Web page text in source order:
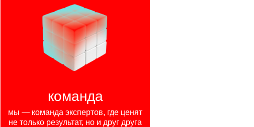
команда
мы — команда экспертов, где ценят
не только результат, но и друг друга